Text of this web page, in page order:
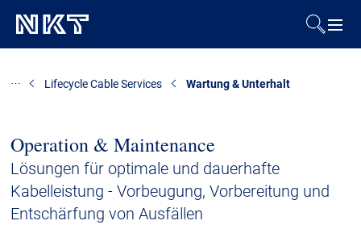
Downloads
Presse & Events
Operation & Maintenance
Lösungen für optimale und dauerhafte
Kabelleistung - Vorbeugung, Vorbereitung und
Entschärfung von Ausfällen
Lifecycle Cable Services Wartung & Unterhalt